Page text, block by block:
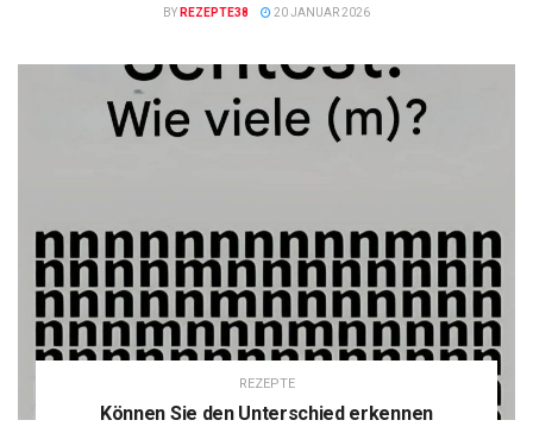
BY REZEPTE38 20 JANUAR 2026
REZEPTE
Können Sie den Unterschied erkennen